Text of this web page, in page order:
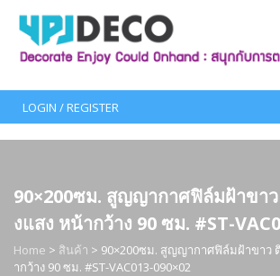
content
LOGIN / REGISTER
90×200ซม. สูญญากาศฟิล์มฝ้าขา
งแสง หน้ากว้าง 90 ซม. #ST-
Home > สินค้า > 90×200ซม. สูญญากาศฟิล์มฝ้าขาว
ากว้าง 90 ซม. #ST-VAC013-090×02